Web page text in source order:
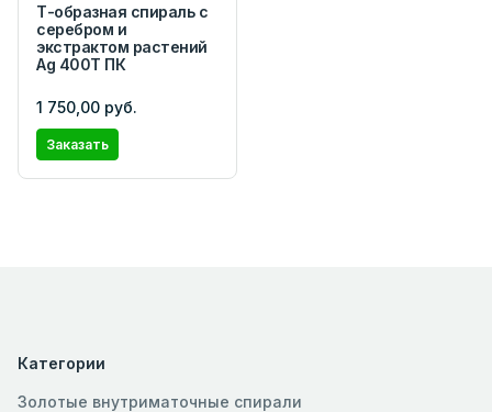
Т-образная спираль с
серебром и
экстрактом растений
Ag 400T ПК
1 750,00 руб.
Заказать
Категории
Золотые внутриматочные спирали